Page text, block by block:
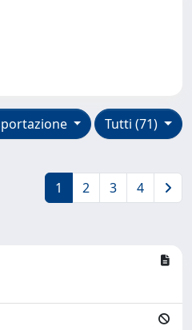
Tutti (71)
1 2 3 4